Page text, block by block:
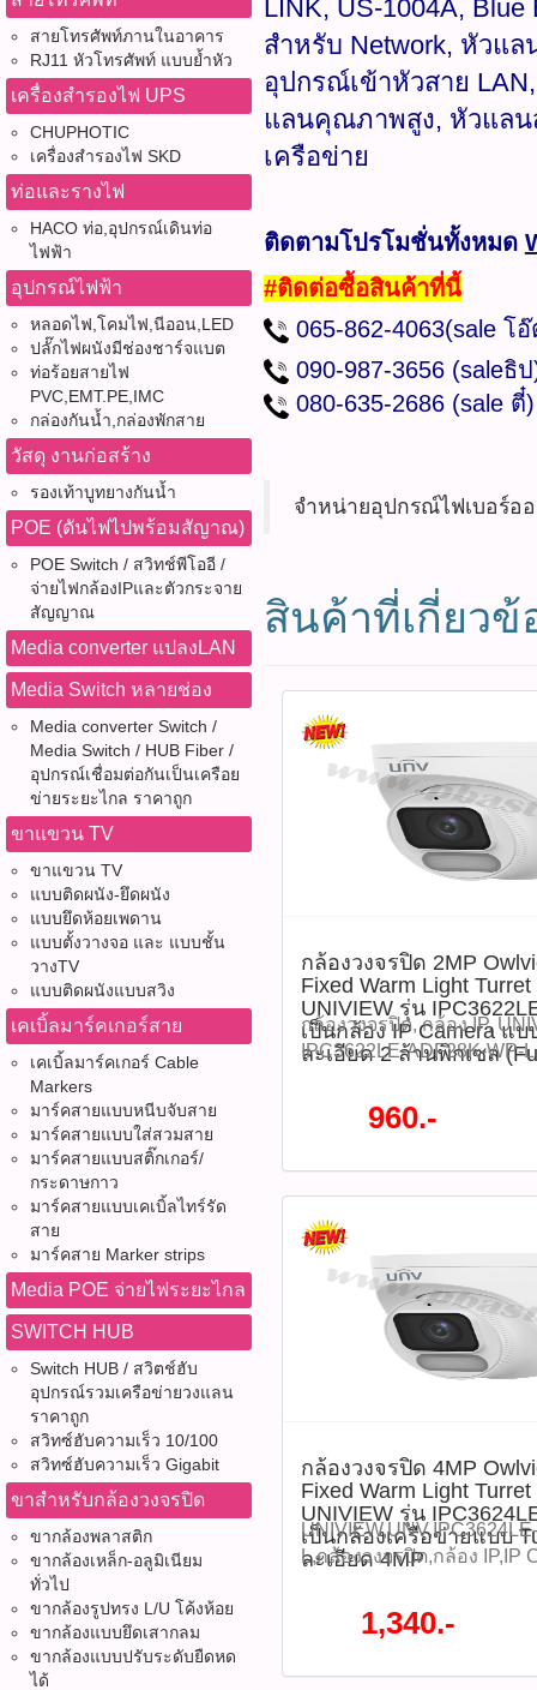
สายโทรศัพท์ภานในอาคาร
RJ11 หัวโทรศัพท์ แบบย้ำหัว
เครื่องสำรองไฟ UPS
CHUPHOTIC
เครื่องสำรองไฟ SKD
ท่อและรางไฟ
HACO ท่อ,อุปกรณ์เดินท่อ
ไฟฟ้า
อุปกรณ์ไฟฟ้า
หลอดไฟ,โคมไฟ,นีออน,LED
ปลั๊กไฟผนังมีช่องชาร์จแบต
ท่อร้อยสายไฟ
PVC,EMT.PE,IMC
กล่องกันน้ำ,กล่องพักสาย
วัสดุ งานก่อสร้าง
รองเท้าบูทยางกันน้ำ
POE (ดันไฟไปพร้อมสัญาณ)
POE Switch / สวิทช์พีโออี /
จ่ายไฟกล้องIPและตัวกระจาย
สัญญาณ
Media converter แปลงLAN
Media Switch หลายช่อง
Media converter Switch /
Media Switch / HUB Fiber /
อุปกรณ์เชื่อมต่อกันเป็นเครือย
ข่ายระยะไกล ราคาถูก
ขาแขวน TV
ขาแขวน TV
แบบติดผนัง-ยึดผนัง
แบบยึดห้อยเพดาน
แบบตั้งวางจอ และ แบบชั้น
วางTV
แบบติดผนังแบบสวิง
เคเบิ้ลมาร์คเกอร์สาย
เคเบิ้ลมาร์คเกอร์ Cable
Markers
มาร์คสายแบบหนีบจับสาย
มาร์คสายแบบใส่สวมสาย
มาร์คสายแบบสติ๊กเกอร์/
กระดาษกาว
มาร์คสายแบบเคเบิ้ลไทร์รัด
สาย
มาร์คสาย Marker strips
Media POE จ่ายไฟระยะไกล
SWITCH HUB
Switch HUB / สวิตช์ฮับ
อุปกรณ์รวมเครือข่ายวงแลน
ราคาถูก
สวิทซ์ฮับความเร็ว 10/100
สวิทซ์ฮับความเร็ว Gigabit
ขาสำหรับกล้องวงจรปิด
ขากล้องพลาสติก
ขากล้องเหล็ก-อลูมิเนียม
ทั่วไป
ขากล้องรูปทรง L/U โค้งห้อย
ขากล้องแบบยึดเสากลม
ขากล้องแบบปรับระดับยืดหด
ได้
LINK, US-1004A,
สำหรับ Network, หัวแล
อุปกรณ์เข้าหัวสาย
แลนคุณภาพสูง, หัวแลน
เครือข่าย
ติดตามโปรโมชั่นทั้งหมด
#ติดต่อซื้อสินค้าที่นี้
065-862-4063(sale
090-987-3656 (sale
080-635-2686(sale
จำหน่ายอุปกรณ์ไฟเบอร์อ
สินค้าที่เกี่ยวข้
กล้องวงจรปิด 2MP
Fixed Warm Light
UNIVIEW รุ่น
เป็นกล้อง IP Camera แ
ละเอียด 2 ล้านพิกเซล
กล้องวงจรปิด, กล้อง IP,
IPC3622LE-ADF28K-WP-
Camera, Warm Light, PoE
in Mic, Human Detection,
ระบบรักษาความปลอดภัย ก
Owlview Wise-ISP Fixed
Network Camera
ADF28K-WP-L เป็นกล้อง
ความละเอียด 2 ล้านพิกเซล
โดดเด่นด้วยเทคโนโลยี
เมตร เหมาะสำหรับบ้านพัก
ค้า โรงงาน และพื้นที่ที่ต้อง
ชั่วโมง รองรับการบันทึกลง
512GB และรองรับการจ่าย
P06075)​ คุณสมบัติสินค้า -ค
960.-
กล้องวงจรปิด 4MP
Fixed Warm Light
UNIVIEW รุ่น
เป็นกล้องเครือข่ายแบบ
ละเอียด 4MP
L,กล้องวงจรปิด,กล้อง IP,IP
ISP,ColorHunter,Warm
คืน,กล้องกันน้ำ
1,340.-